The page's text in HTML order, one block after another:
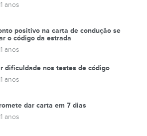
anos
positivo na carta de condução se
o código da estrada
anos
dificuldade nos testes de código
anos
dar carta em 7 dias
anos